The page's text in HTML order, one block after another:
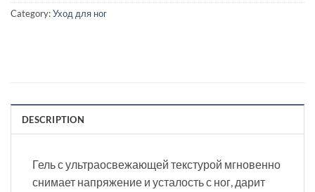
Category:Уход для ног
DESCRIPTION
Гель с ультраосвежающей текстурой мгновенно
снимает напряжение и усталость с ног, дарит